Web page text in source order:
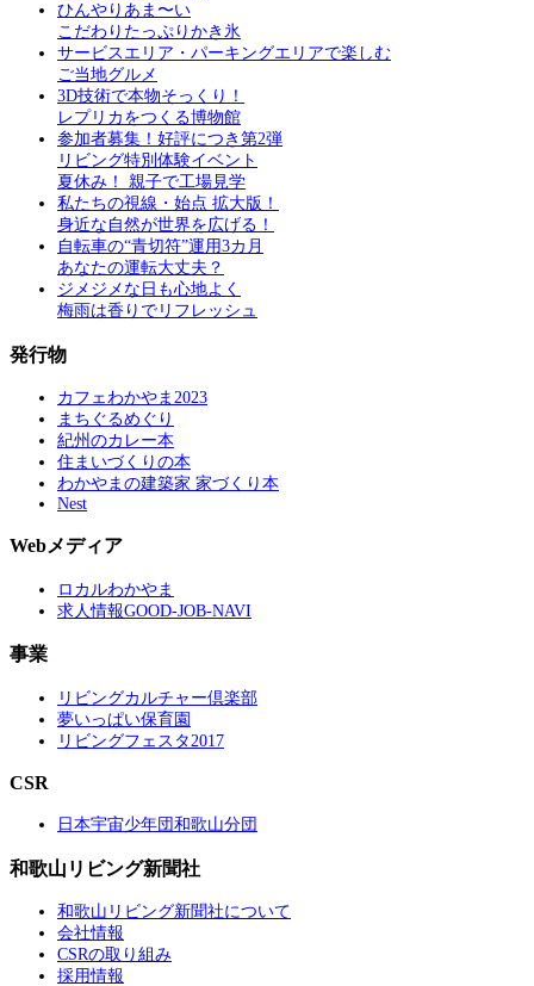
ひんやりあま〜い
こだわりたっぷりかき氷
サービスエリア・パーキングエリアで楽しむ
ご当地グルメ
3D技術で本物そっくり！
レプリカをつくる博物館
参加者募集！好評につき第2弾
リビング特別体験イベント
夏休み！ 親子で工場見学
私たちの視線・始点 拡大版！
身近な自然が世界を広げる！
自転車の“青切符”運用3カ月
あなたの運転大丈夫？
ジメジメな日も心地よく
梅雨は香りでリフレッシュ
発行物
カフェわかやま2023
まちぐるめぐり
紀州のカレー本
住まいづくりの本
わかやまの建築家 家づくり本
Nest
Webメディア
ロカルわかやま
求人情報GOOD-JOB-NAVI
事業
リビングカルチャー倶楽部
夢いっぱい保育園
リビングフェスタ2017
CSR
日本宇宙少年団和歌山分団
和歌山リビング新聞社
和歌山リビング新聞社について
会社情報
CSRの取り組み
採用情報